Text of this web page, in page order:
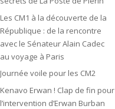
Les CM1 à la découverte de la
République : de la rencontre
avec le Sénateur Alain Cadec
au voyage à Paris
Journée voile pour les CM2
Kenavo Erwan ! Clap de fin pour
l’intervention d’Erwan Burban